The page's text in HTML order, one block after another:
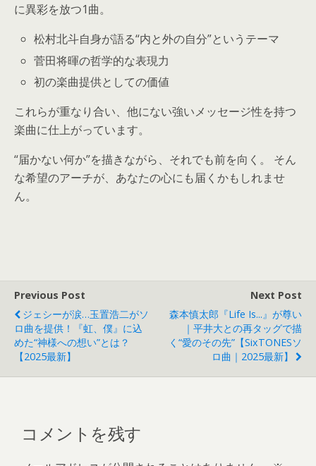
に異彩を放つ1曲。
松村北斗自身が語る“内と外の自分”というテーマ
菅田将暉の哲学的な表現力
初の楽曲提供としての価値
これらが重なり合い、他にない強いメッセージ性を持つ
楽曲に仕上がっています。
“届かない何か”を描きながら、それでも前を向く。 そん
な希望のアーチが、あなたの心にも届くかもしれませ
ん。
Previous Post
ジェシーが涙…玉置浩二がソ
ロ曲を提供！『虹、僕』に込
めた“神様への想い”とは？
【2025最新】
Next Post
森本慎太郎『Life Is...』が尊い
｜平井大との再タッグで描
く“愛のその先”【SixTONESソ
ロ曲｜2025最新】
コメントを残す